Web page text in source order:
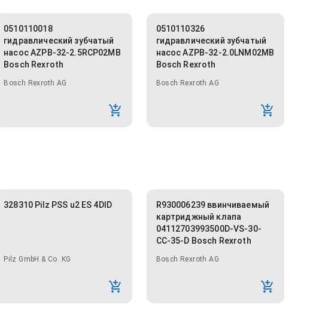
0510110018
гидравлический зубчатый
насос AZPB-32-2.5RCP02MB
Bosch Rexroth
Bosch Rexroth AG
0510110326
гидравлический зубчатый
насос AZPB-32-2.0LNM02MB
Bosch Rexroth
Bosch Rexroth AG
328310 Pilz PSS u2 ES 4DID
Pilz GmbH & Co. KG
R930006239 ввинчиваемый
картриджный клапа
04112703993500D-VS-30-
CC-35-D Bosch Rexroth
Bosch Rexroth AG